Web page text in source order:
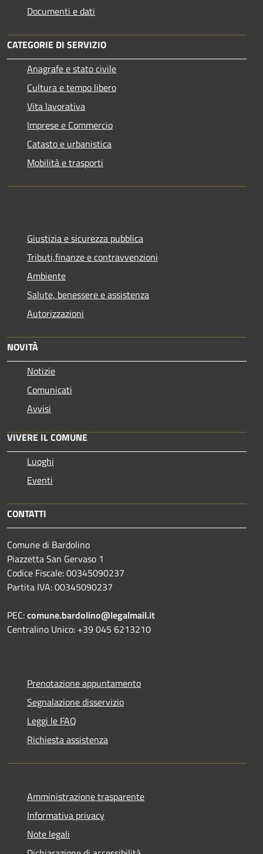
Documenti e dati
CATEGORIE DI SERVIZIO
Anagrafe e stato civile
Cultura e tempo libero
Vita lavorativa
Imprese e Commercio
Catasto e urbanistica
Mobilità e trasporti
Giustizia e sicurezza pubblica
Tributi,finanze e contravvenzioni
Ambiente
Salute, benessere e assistenza
Autorizzazioni
NOVITÀ
Notizie
Comunicati
Avvisi
VIVERE IL COMUNE
Luoghi
Eventi
CONTATTI
Comune di Bardolino
Piazzetta San Gervaso 1
Codice Fiscale: 00345090237
Partita IVA: 00345090237
PEC:comune.bardolino@legalmail.it
Centralino Unico: +39 045 6213210
Prenotazione appuntamento
Segnalazione disservizio
Leggi le FAQ
Richiesta assistenza
Amministrazione trasparente
Informativa privacy
Note legali